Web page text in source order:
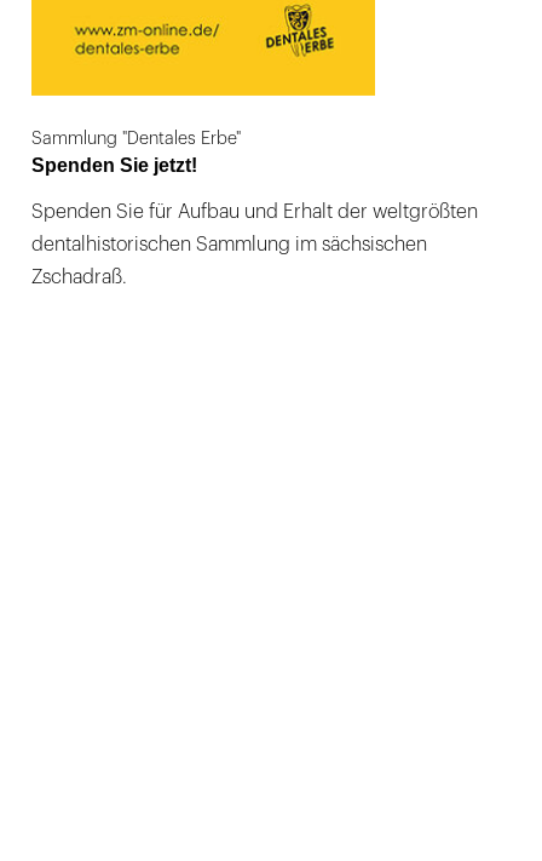
Sammlung "Dentales Erbe"
Spenden Sie jetzt!
Spenden Sie für Aufbau und Erhalt der weltgrößten
dentalhistorischen Sammlung im sächsischen
Zschadraß.